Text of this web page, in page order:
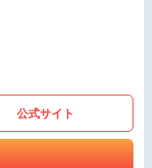
公式サイト